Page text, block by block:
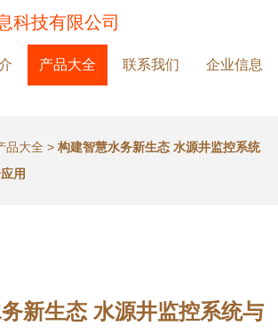
科技有限公司
产品大全 联系我们 企业信息
品大全 > 构建智慧水务新生态 水源井监控系统
用
新生态 水源井监控系统与